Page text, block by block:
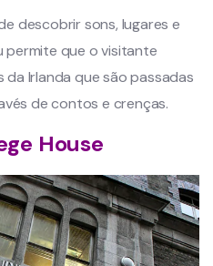
descobrir sons, lugares e
permite que o visitante
Irlanda que são passadas
de contos e crenças.
House